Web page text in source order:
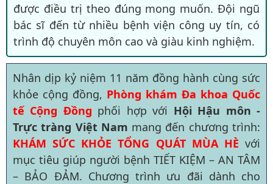
được điều trị theo đúng mong muốn. Đội ngũ
bác sĩ đến từ nhiều bệnh viện công uy tín, có
trình độ chuyên môn cao và giàu kinh nghiệm.
Nhân dịp kỷ niệm 11 năm đồng hành cùng sức
khỏe cộng đồng, Phòng khám Đa khoa Quốc
tế Cộng Đồng phối hợp với Hội Hậu môn -
Trực tràng Việt Nam mang đến chương trình:
KHÁM SỨC KHỎE TỔNG QUÁT MÙA HÈ với
mục tiêu giúp người bệnh TIẾT KIỆM – AN TÂM
– BẢO ĐẢM. Chương trình ưu đãi dành cho